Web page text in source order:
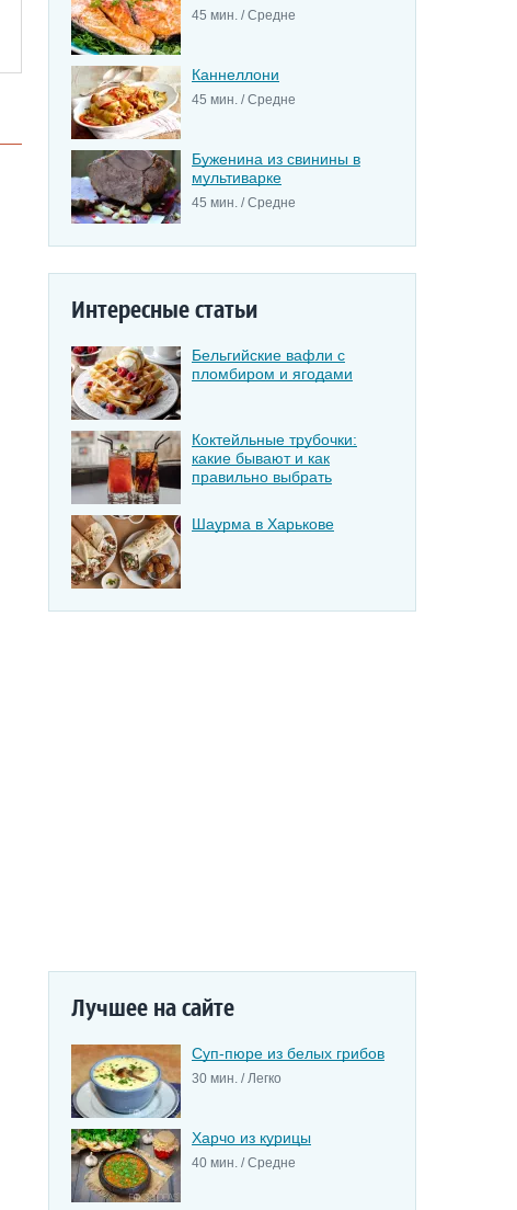
45 мин. / Средне
Каннеллони
45 мин. / Средне
Буженина из свинины в
мультиварке
45 мин. / Средне
Интересные статьи
Бельгийские вафли с
пломбиром и ягодами
Коктейльные трубочки:
какие бывают и как
правильно выбрать
Шаурма в Харькове
Лучшее на сайте
Суп-пюре из белых грибов
30 мин. / Легко
Харчо из курицы
40 мин. / Средне